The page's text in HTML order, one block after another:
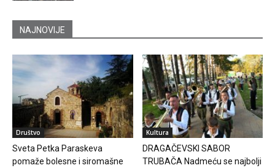
NAJNOVIJE
Društvo
Sveta Petka Paraskeva
pomaže bolesne i siromašne
Kultura
DRAGAČEVSKI SABOR
TRUBAČA Nadmeću se najbolji